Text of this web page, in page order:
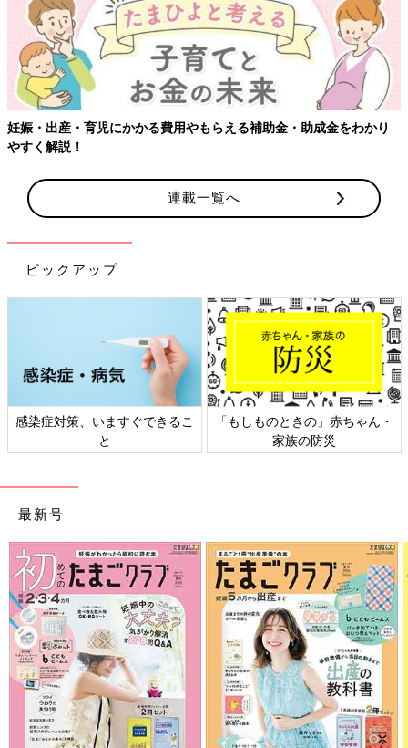
う。
・EPA、DHA（※8）（※9）
EPAとDHAは脂質の一種で、血栓を予防しスムーズな血流を作る
手助けをします。マグロやサバ、カツオ、アジなどの青魚に多く
含まれています。サラダの具材にサバ缶を入れるなど、缶詰など
加工品を利用すると手軽に献立に取り入れられるでしょう。
ラムやマトン、赤貝、牛乳などに含まれるL‐カルニチンはアミノ
酸の一種です。脂肪酸からエネルギーを生み出すのに欠かせない
ルニチンを摂取できるでしょう。
ビタミンPとも呼ばれていたヘスペリジンは、毛細血管の強化作
用や血流改善作用などが報告されています。漢方薬の陳皮（ちん
ぴ）に含まれる成分でもあり、柑橘類（とくに熟す前の青いも
の）の皮や袋、スジなどに多く含まれています。ティータイムに
ゆず茶やみかんの皮のお茶などを取り入れるとよいでしょう。
番外編～からだを冷やすNG食材～
妊娠・出産・育児にかかる費用やもらえる補助金・助成金をわかり
やすく解説！
連載一覧へ
ピックアップ
感染症対策、いますぐできるこ
と
「もしものときの」赤ちゃん・
家族の防災
最新号